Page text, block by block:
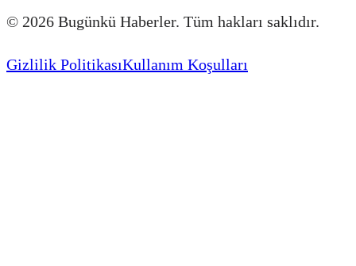
© 2026 Bugünkü Haberler. Tüm hakları saklıdır.
Gizlilik PolitikasıKullanım Koşulları